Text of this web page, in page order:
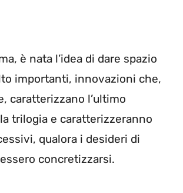
è nata l’idea di dare spazio
importanti, innovazioni che,
caratterizzano l’ultimo
trilogia e caratterizzeranno
qualora i desideri di
concretizzarsi.